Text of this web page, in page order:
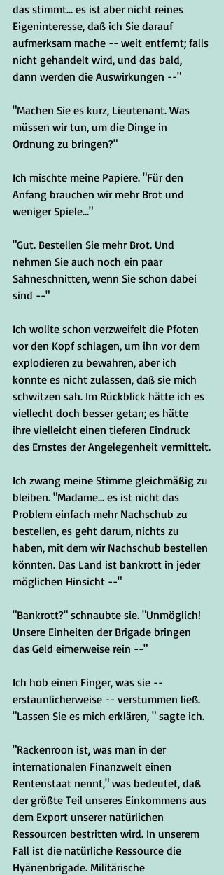
das stimmt... es ist aber nicht reines
Eigeninteresse, daß ich Sie darauf
aufmerksam mache -- weit entfernt; falls
nicht gehandelt wird, und das bald,
dann werden die Auswirkungen --"
"Machen Sie es kurz, Lieutenant. Was
müssen wir tun, um die Dinge in
Ordnung zu bringen?"
Ich mischte meine Papiere. "Für den
Anfang brauchen wir mehr Brot und
weniger Spiele..."
"Gut. Bestellen Sie mehr Brot. Und
nehmen Sie auch noch ein paar
Sahneschnitten, wenn Sie schon dabei
sind --"
Ich wollte schon verzweifelt die Pfoten
vor den Kopf schlagen, um ihn vor dem
explodieren zu bewahren, aber ich
konnte es nicht zulassen, daß sie mich
schwitzen sah. Im Rückblick hätte ich es
viellecht doch besser getan; es hätte
ihre vielleicht einen tieferen Eindruck
des Ernstes der Angelegenheit vermittelt.
Ich zwang meine Stimme gleichmäßig zu
bleiben. "Madame... es ist nicht das
Problem einfach mehr Nachschub zu
bestellen, es geht darum, nichts zu
haben, mit dem wir Nachschub bestellen
könnten. Das Land ist bankrott in jeder
möglichen Hinsicht --"
"Bankrott?" schnaubte sie. "Unmöglich!
Unsere Einheiten der Brigade bringen
das Geld eimerweise rein --"
Ich hob einen Finger, was sie --
erstaunlicherweise -- verstummen ließ.
"Lassen Sie es mich erklären, " sagte ich.
"Rackenroon ist, was man in der
internationalen Finanzwelt einen
Rentenstaat nennt," was bedeutet, daß
der größte Teil unseres Einkommens aus
dem Export unserer natürlichen
Ressourcen bestritten wird. In unserem
Fall ist die natürliche Ressource die
Hyänenbrigade. Militärische